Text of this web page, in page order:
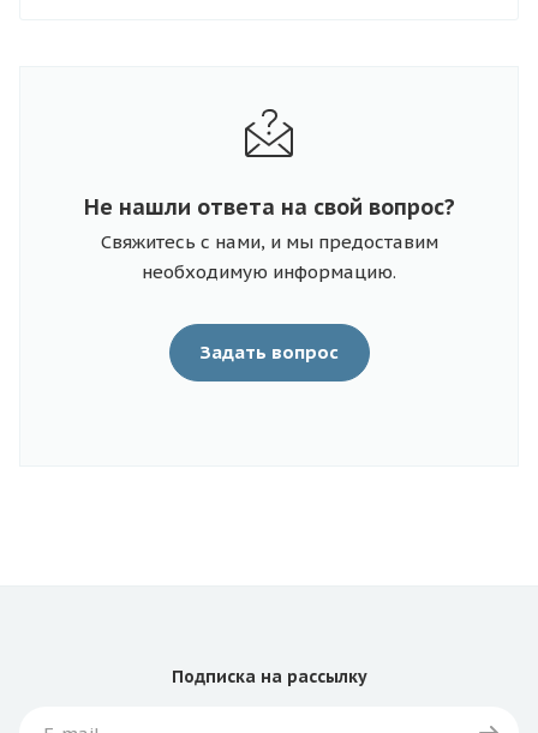
Не нашли ответа на свой вопрос?
Свяжитесь с нами, и мы предоставим
необходимую информацию.
Задать вопрос
Подписка на рассылку